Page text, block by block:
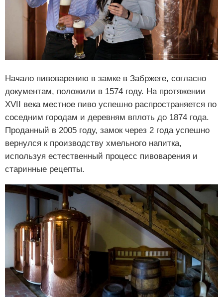
Начало пивоварению в замке в Забржеге, согласно
документам, положили в 1574 году. На протяжении
XVII века местное пиво успешно распространяется по
соседним городам и деревням вплоть до 1874 года.
Проданный в 2005 году, замок через 2 года успешно
вернулся к производству хмельного напитка,
используя естественный процесс пивоварения и
старинные рецепты.